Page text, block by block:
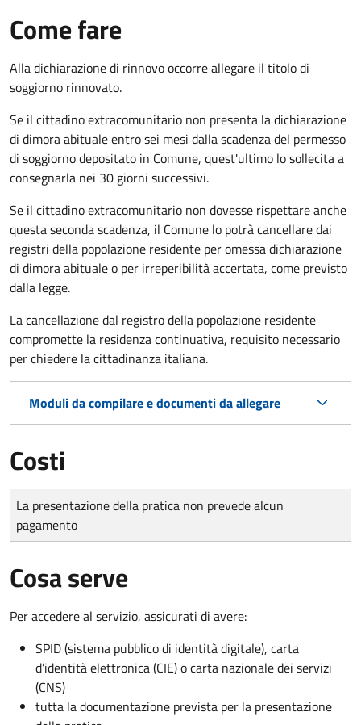
Come fare
Alla dichiarazione di rinnovo occorre allegare il titolo di
soggiorno rinnovato.
Se il cittadino extracomunitario non presenta la dichiarazione
di dimora abituale entro sei mesi dalla scadenza del permesso
di soggiorno depositato in Comune, quest'ultimo lo sollecita a
consegnarla nei 30 giorni successivi.
Se il cittadino extracomunitario non dovesse rispettare anche
questa seconda scadenza, il Comune lo potrà cancellare dai
registri della popolazione residente per omessa dichiarazione
di dimora abituale o per irreperibilità accertata, come previsto
dalla legge.
La cancellazione dal registro della popolazione residente
compromette la residenza continuativa, requisito necessario
per chiedere la cittadinanza italiana.
Moduli da compilare e documenti da allegare
Costi
Tipo di pagamento
Importo
La presentazione della pratica non prevede alcun
pagamento
Cosa serve
Per accedere al servizio, assicurati di avere:
SPID (sistema pubblico di identità digitale), carta
d’identità elettronica (CIE) o carta nazionale dei servizi
(CNS)
tutta la documentazione prevista per la presentazione